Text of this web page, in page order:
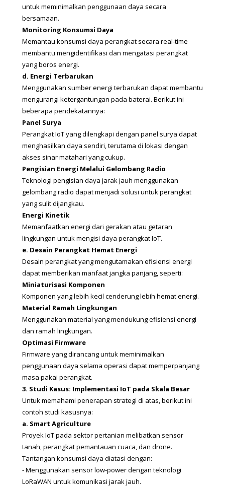
untuk meminimalkan penggunaan daya secara
bersamaan.
Monitoring Konsumsi Daya
Memantau konsumsi daya perangkat secara real-time
membantu mengidentifikasi dan mengatasi perangkat
yang boros energi.
d. Energi Terbarukan
Menggunakan sumber energi terbarukan dapat membantu
mengurangi ketergantungan pada baterai. Berikut ini
beberapa pendekatannya:
Panel Surya
Perangkat IoT yang dilengkapi dengan panel surya dapat
menghasilkan daya sendiri, terutama di lokasi dengan
akses sinar matahari yang cukup.
Pengisian Energi Melalui Gelombang Radio
Teknologi pengisian daya jarak jauh menggunakan
gelombang radio dapat menjadi solusi untuk perangkat
yang sulit dijangkau.
Energi Kinetik
Memanfaatkan energi dari gerakan atau getaran
lingkungan untuk mengisi daya perangkat IoT.
e. Desain Perangkat Hemat Energi
Desain perangkat yang mengutamakan efisiensi energi
dapat memberikan manfaat jangka panjang, seperti:
Miniaturisasi Komponen
Komponen yang lebih kecil cenderung lebih hemat energi.
Material Ramah Lingkungan
Menggunakan material yang mendukung efisiensi energi
dan ramah lingkungan.
Optimasi Firmware
Firmware yang dirancang untuk meminimalkan
penggunaan daya selama operasi dapat memperpanjang
masa pakai perangkat.
3. Studi Kasus: Implementasi IoT pada Skala Besar
Untuk memahami penerapan strategi di atas, berikut ini
contoh studi kasusnya:
a. Smart Agriculture
Proyek IoT pada sektor pertanian melibatkan sensor
tanah, perangkat pemantauan cuaca, dan drone.
Tantangan konsumsi daya diatasi dengan:
- Menggunakan sensor low-power dengan teknologi
LoRaWAN untuk komunikasi jarak jauh.